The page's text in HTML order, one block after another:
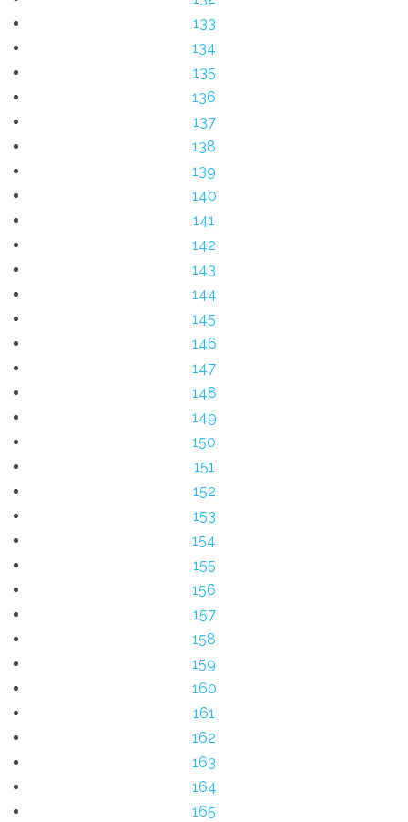
133
134
135
136
137
138
139
140
141
142
143
144
145
146
147
148
149
150
151
152
153
154
155
156
157
158
159
160
161
162
163
164
165